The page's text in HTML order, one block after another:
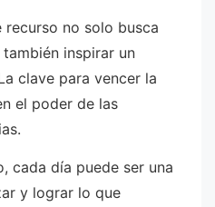
recurso no solo busca
inspirar un
clave para vencer la
el poder de las
cada día puede ser una
y lograr lo que